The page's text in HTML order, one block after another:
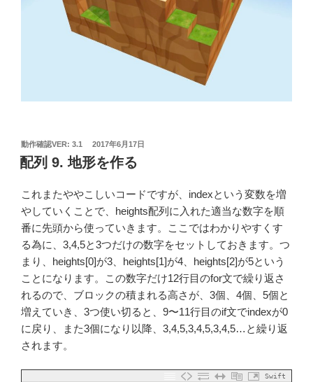
動作確認VER: 3.1
投
稿
日:
2017年6月17日
配列 9. 地形を作る
これまたややこしいコードですが、indexという変数を増
やしていくことで、heights配列に入れた適当な数字を順
番に先頭から使っていきます。ここではわかりやすくす
る為に、3,4,5と3つだけの数字をセットしておきます。つ
まり、heights[0]が3、heights[1]が4、heights[2]が5という
ことになります。この数字だけ12行目のfor文で繰り返さ
れるので、ブロックの積まれる高さが、3個、4個、5個と
増えていき、3つ使い切ると、9〜11行目のif文でindexが0
に戻り、また3個になり以降、3,4,5,3,4,5,3,4,5…と繰り返
されます。
Swift